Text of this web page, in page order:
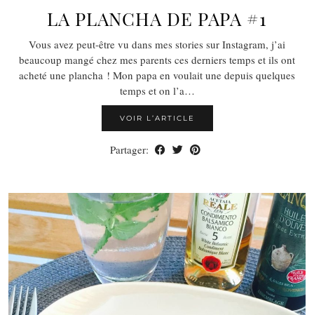
LA PLANCHA DE PAPA #1
Vous avez peut-être vu dans mes stories sur Instagram, j’ai
beaucoup mangé chez mes parents ces derniers temps et ils ont
acheté une plancha ! Mon papa en voulait une depuis quelques
temps et on l’a…
VOIR L’ARTICLE
Partager: